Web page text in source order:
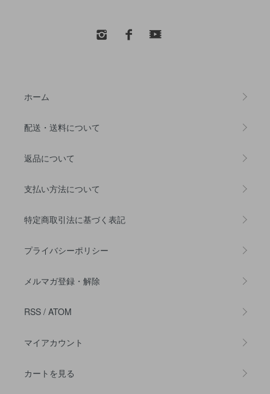
ホーム
配送・送料について
返品について
支払い方法について
特定商取引法に基づく表記
プライバシーポリシー
メルマガ登録・解除
RSS / ATOM
マイアカウント
カートを見る